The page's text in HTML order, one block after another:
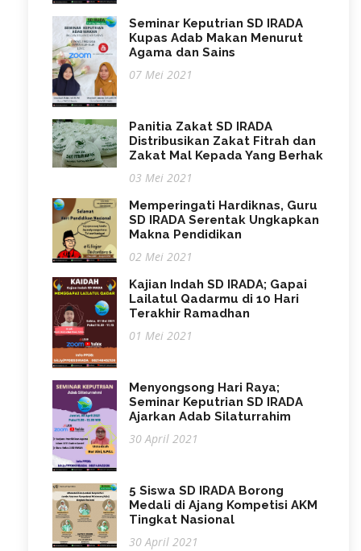
Seminar Keputrian SD IRADA
Kupas Adab Makan Menurut
Agama dan Sains
07 Mei 2021
Panitia Zakat SD IRADA
Distribusikan Zakat Fitrah dan
Zakat Mal Kepada Yang Berhak
03 Mei 2021
Memperingati Hardiknas, Guru
SD IRADA Serentak Ungkapkan
Makna Pendidikan
02 Mei 2021
Kajian Indah SD IRADA; Gapai
Lailatul Qadarmu di 10 Hari
Terakhir Ramadhan
01 Mei 2021
Menyongsong Hari Raya;
Seminar Keputrian SD IRADA
Ajarkan Adab Silaturrahim
30 April 2021
5 Siswa SD IRADA Borong
Medali di Ajang Kompetisi AKM
Tingkat Nasional
30 April 2021